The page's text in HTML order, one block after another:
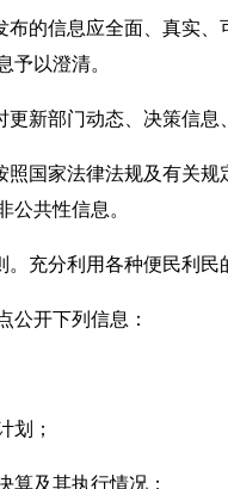
信息应全面、真实、
予以澄清。
新部门动态、决策信息
家法律法规及有关规
公共性信息。
分利用各种便民利民
开下列信息：
；
及其执行情况；